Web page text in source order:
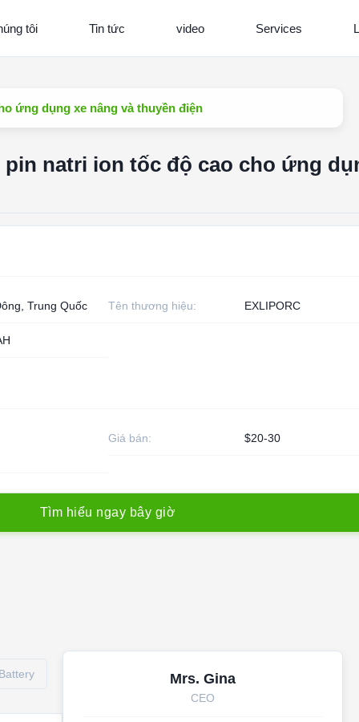
tôi Tin tức video Services
ứng dụng xe nâng và thuyền điện
pin natri ion tốc độ cao cho ứng
Trung Quốc Tên thương hiệu: EXLIPORC
Giá bán: $20-30
Tìm hiểu ngay bây giờ
Mrs. Gina
CEO